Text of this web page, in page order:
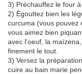
3) Préchauffez le four à
2) Égouttez bien les
curcuma (vous pouvez
vous aimez bien
avec l'oeuf, la
finement le tout.
3) Versez la
cuire au bain marie